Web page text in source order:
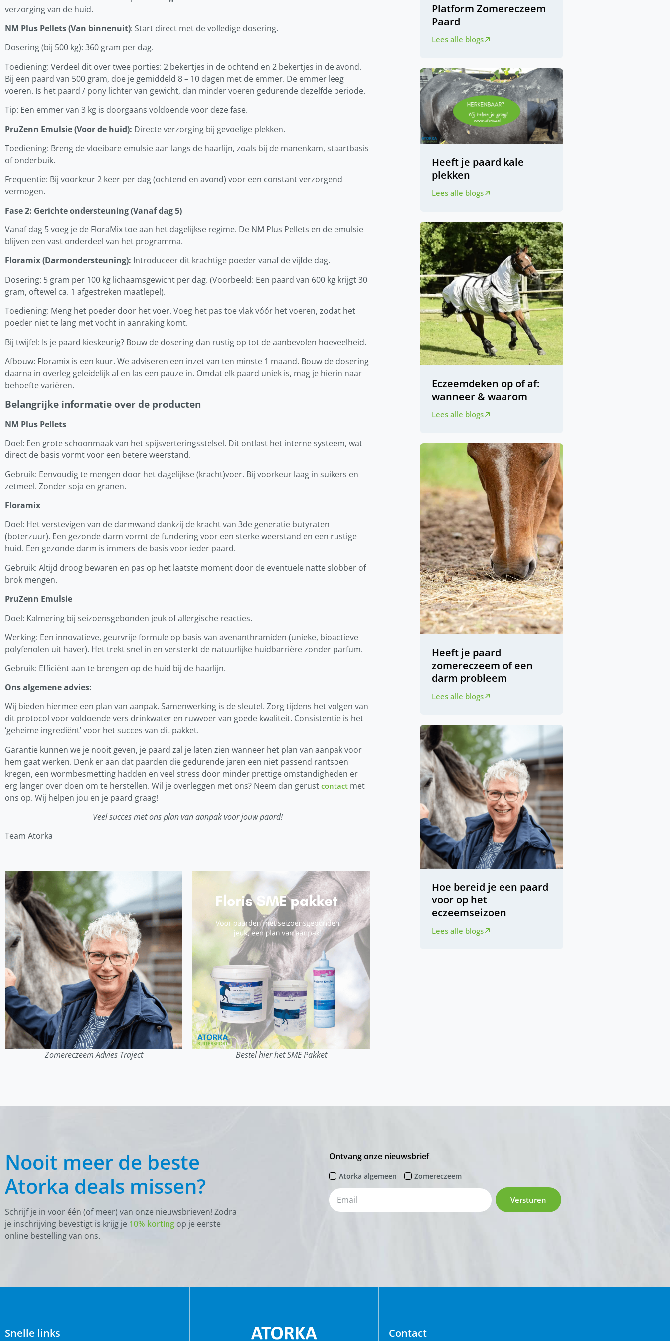
verzorging van de huid.
NM Plus Pellets (Van binnenuit): Start direct met de volledige dosering.
Dosering (bij 500 kg): 360 gram per dag.
Toediening: Verdeel dit over twee porties: 2 bekertjes in de ochtend en 2 bekertjes in de avond.
Bij een paard van 500 gram, doe je gemiddeld 8 – 10 dagen met de emmer. De emmer leeg
voeren. Is het paard / pony lichter van gewicht, dan minder voeren gedurende dezelfde periode.
Tip: Een emmer van 3 kg is doorgaans voldoende voor deze fase.
PruZenn Emulsie (Voor de huid): Directe verzorging bij gevoelige plekken.
Toediening: Breng de vloeibare emulsie aan langs de haarlijn, zoals bij de manenkam, staartbasis
of onderbuik.
Frequentie: Bij voorkeur 2 keer per dag (ochtend en avond) voor een constant verzorgend
vermogen.
Fase 2: Gerichte ondersteuning (Vanaf dag 5)
Vanaf dag 5 voeg je de FloraMix toe aan het dagelijkse regime. De NM Plus Pellets en de emulsie
blijven een vast onderdeel van het programma.
Floramix (Darmondersteuning): Introduceer dit krachtige poeder vanaf de vijfde dag.
Dosering: 5 gram per 100 kg lichaamsgewicht per dag. (Voorbeeld: Een paard van 600 kg krijgt 30
gram, oftewel ca. 1 afgestreken maatlepel).
Toediening: Meng het poeder door het voer. Voeg het pas toe vlak vóór het voeren, zodat het
poeder niet te lang met vocht in aanraking komt.
Bij twijfel: Is je paard kieskeurig? Bouw de dosering dan rustig op tot de aanbevolen hoeveelheid.
Afbouw: Floramix is een kuur. We adviseren een inzet van ten minste 1 maand. Bouw de dosering
daarna in overleg geleidelijk af en las een pauze in. Omdat elk paard uniek is, mag je hierin naar
behoefte variëren.
Belangrijke informatie over de producten
NM Plus Pellets
Doel: Een grote schoonmaak van het spijsverteringsstelsel. Dit ontlast het interne systeem, wat
direct de basis vormt voor een betere weerstand.
Gebruik: Eenvoudig te mengen door het dagelijkse (kracht)voer. Bij voorkeur laag in suikers en
zetmeel. Zonder soja en granen.
Floramix
Doel: Het verstevigen van de darmwand dankzij de kracht van 3de generatie butyraten
(boterzuur). Een gezonde darm vormt de fundering voor een sterke weerstand en een rustige
huid. Een gezonde darm is immers de basis voor ieder paard.
Gebruik: Altijd droog bewaren en pas op het laatste moment door de eventuele natte slobber of
brok mengen.
PruZenn Emulsie
Doel: Kalmering bij seizoensgebonden jeuk of allergische reacties.
Werking: Een innovatieve, geurvrije formule op basis van avenanthramiden (unieke, bioactieve
polyfenolen uit haver). Het trekt snel in en versterkt de natuurlijke huidbarrière zonder parfum.
Gebruik: Efficiënt aan te brengen op de huid bij de haarlijn.
Ons algemene advies:
Wij bieden hiermee een plan van aanpak. Samenwerking is de sleutel. Zorg tijdens het volgen van
dit protocol voor voldoende vers drinkwater en ruwvoer van goede kwaliteit. Consistentie is het
‘geheime ingrediënt’ voor het succes van dit pakket.
Garantie kunnen we je nooit geven, je paard zal je laten zien wanneer het plan van aanpak voor
hem gaat werken. Denk er aan dat paarden die gedurende jaren een niet passend rantsoen
kregen, een wormbesmetting hadden en veel stress door minder prettige omstandigheden er
erg langer over doen om te herstellen. Wil je overleggen met ons? Neem dan gerust contact met
ons op. Wij helpen jou en je paard graag!
Veel succes met ons plan van aanpak voor jouw paard!
Team Atorka
Zomereczeem Advies Traject Bestel hier het SME Pakket
Platform Zomereczeem
Paard
Lees alle blogs
Heeft je paard kale
plekken
Lees alle blogs
Eczeemdeken op of af:
wanneer & waarom
Lees alle blogs
Heeft je paard
zomereczeem of een
darm probleem
Lees alle blogs
Hoe bereid je een paard
voor op het
eczeemseizoen
Lees alle blogs
Nooit meer de beste
Atorka deals missen?
Schrijf je in voor één (of meer) van onze nieuwsbrieven! Zodra
je inschrijving bevestigt is krijg je 10% korting op je eerste
online bestelling van ons.
Ontvang onze nieuwsbrief
Atorka algemeen Zomereczeem
Versturen
Snelle links Contact